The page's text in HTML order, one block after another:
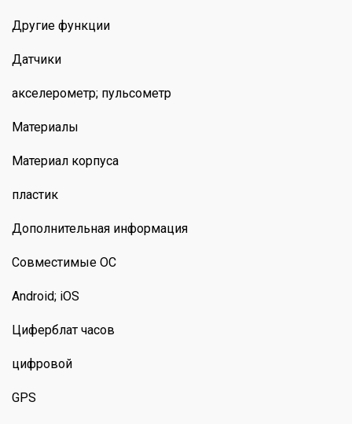
Другие функции
Датчики
акселерометр; пульсометр
Материалы
Материал корпуса
пластик
Дополнительная информация
Совместимые ОС
Android; iOS
Циферблат часов
цифровой
GPS